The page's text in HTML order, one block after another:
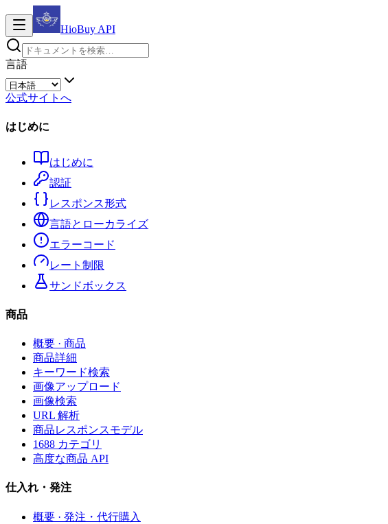
HioBuy API
言語
公式サイトへ
はじめに
はじめに
認証
レスポンス形式
言語とローカライズ
エラーコード
レート制限
サンドボックス
商品
概要 · 商品
商品詳細
キーワード検索
画像アップロード
画像検索
URL 解析
商品レスポンスモデル
1688 カテゴリ
高度な商品 API
仕入れ・発注
概要 · 発注・代行購入